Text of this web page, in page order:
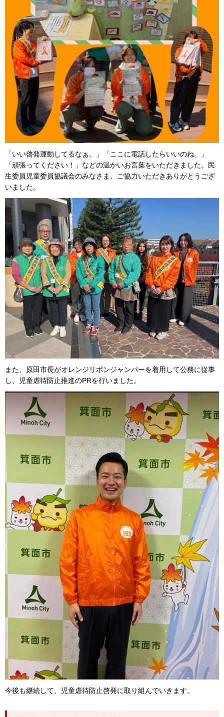
「いい啓発運動してるなぁ。」「ここに電話したらいいのね。」
「頑張ってください！」などの温かいお言葉をいただきました。民
生委員児童委員協議会のみなさま、ご協力いただきありがとうござ
いました。
また、原田市長がオレンジリボンジャンパーを着用して公務に従事
し、児童虐待防止推進のPRを行いました。
今後も継続して、児童虐待防止啓発に取り組んでいきます。